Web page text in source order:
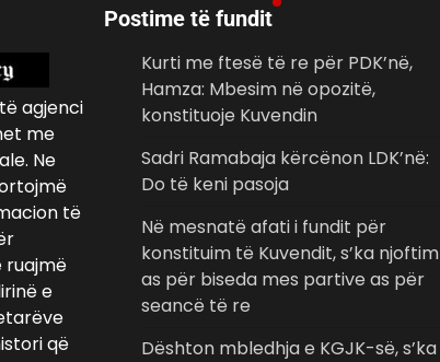
agjenci
me
Ne
të
ruajmë
e
që
Postime të fundit
Kurti me ftesë të re për PDK’në,
Hamza: Mbesim në opozitë,
konstituoje Kuvendin
Sadri Ramabaja kërcënon LDK’në:
Do të keni pasoja
Në mesnatë afati i fundit për
konstituim të Kuvendit, s’ka njoftim
as për biseda mes partive as për
seancë të re
Dështon mbledhja e KGJK-së, s’ka